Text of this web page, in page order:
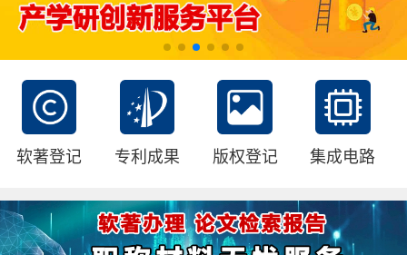
软著登记 专利成果 版权登记 集成电路